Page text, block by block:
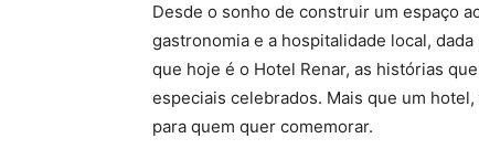
Desde o sonho de construir um espaço
gastronomia e a hospitalidade local,
que hoje é o Hotel Renar, as histórias
especiais celebrados. Mais que um
para quem quer comemorar.